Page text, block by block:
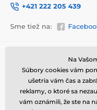
Nepotrebnosť
+421 222 205 439
Sme tiež na:
Informácie o nákupe
Obchodné a reklamačné
podmienky
Ochrana osobných
Na
Súbory cookies vám
ušetria vám čas a
reklamy, o ktoré sa
vám oznámili, že ste na